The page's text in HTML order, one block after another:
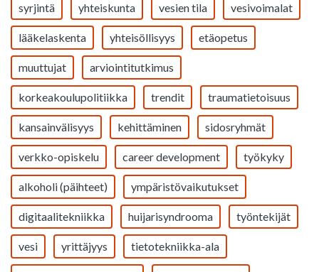
syrjintä yhteiskunta vesien tila vesivoimalat
lääkelaskenta yhteisöllisyys etäopetus
muuttujat arviointitutkimus
korkeakoulupolitiikka trendit traumatietoisuus
kansainvälisyys kehittäminen sidosryhmät
verkko-opiskelu career development työkyky
alkoholi (päihteet) ympäristövaikutukset
digitaalitekniikka huijarisyndrooma työntekijät
vesi yrittäjyys tietotekniikka-ala